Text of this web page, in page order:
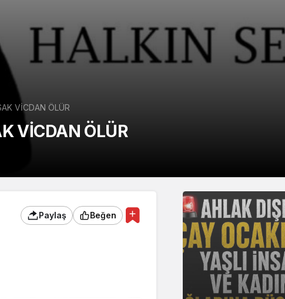
VİCDAN ÖLÜR
VİCDAN ÖLÜR
Paylaş Beğen